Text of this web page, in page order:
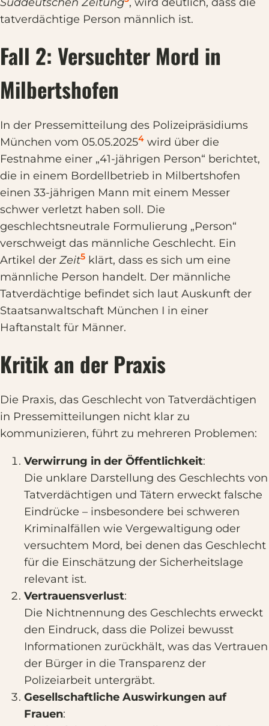
tatverdächtige Person männlich ist.
Fall 2: Versuchter Mord in
Milbertshofen
In der Pressemitteilung des Polizeipräsidiums
München vom 05.05.20254 wird über die
Festnahme einer „41-jährigen Person“ berichtet,
die in einem Bordellbetrieb in Milbertshofen
einen 33-jährigen Mann mit einem Messer
schwer verletzt haben soll. Die
geschlechtsneutrale Formulierung „Person“
verschweigt das männliche Geschlecht. Ein
Artikel der Zeit5 klärt, dass es sich um eine
männliche Person handelt. Der männliche
Tatverdächtige befindet sich laut Auskunft der
Staatsanwaltschaft München I in einer
Haftanstalt für Männer.
Kritik an der Praxis
Die Praxis, das Geschlecht von Tatverdächtigen
in Pressemitteilungen nicht klar zu
kommunizieren, führt zu mehreren Problemen:
Verwirrung in der Öffentlichkeit:
Die unklare Darstellung des Geschlechts von
Tatverdächtigen und Tätern erweckt falsche
Eindrücke – insbesondere bei schweren
Kriminalfällen wie Vergewaltigung oder
versuchtem Mord, bei denen das Geschlecht
für die Einschätzung der Sicherheitslage
relevant ist.
Vertrauensverlust:
Die Nichtnennung des Geschlechts erweckt
den Eindruck, dass die Polizei bewusst
Informationen zurückhält, was das Vertrauen
der Bürger in die Transparenz der
Polizeiarbeit untergräbt.
Gesellschaftliche Auswirkungen auf
Frauen: